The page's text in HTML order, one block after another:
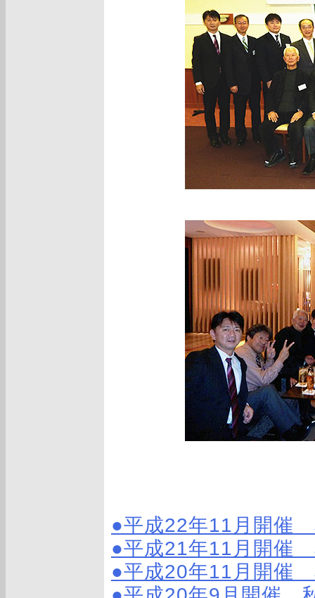
●平成22年11月開催
●平成21年11月開催
●平成20年11月開催